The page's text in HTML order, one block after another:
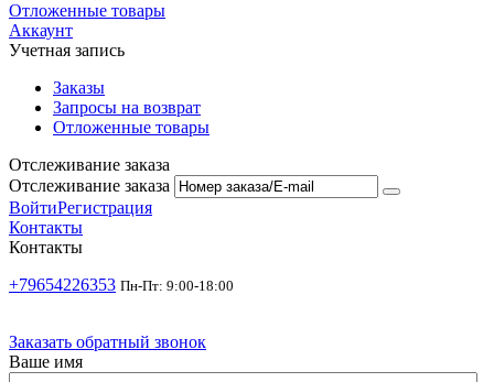
Отложенные товары
Аккаунт
Учетная запись
Заказы
Запросы на возврат
Отложенные товары
Отслеживание заказа
Отслеживание заказа
ВойтиРегистрация
Контакты
Контакты
+79654226353 Пн-Пт: 9:00-18:00
Заказать обратный звонок
Ваше имя